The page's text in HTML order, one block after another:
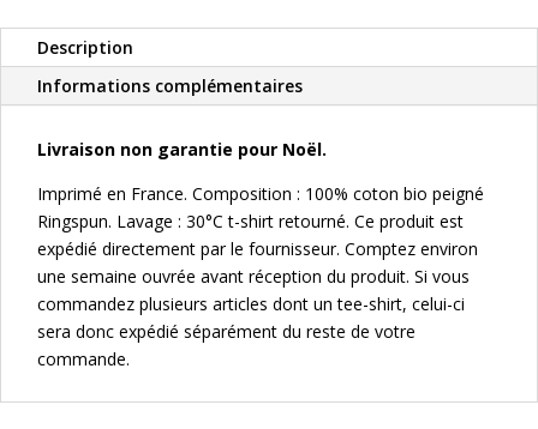
rien
Description
Informations complémentaires
Livraison non garantie pour Noël.
Imprimé en France. Composition : 100% coton bio peigné
Ringspun. Lavage : 30°C t-shirt retourné. Ce produit est
expédié directement par le fournisseur. Comptez environ
une semaine ouvrée avant réception du produit. Si vous
commandez plusieurs articles dont un tee-shirt, celui-ci
sera donc expédié séparément du reste de votre
commande.